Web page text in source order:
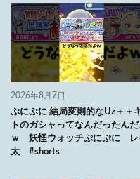
2026年8月7日
ぷにぷに 結局変則的なUz＋＋
トのガシャってなんだったんだ
ｗ 妖怪ウォッチぷにぷに レ
太 #shorts